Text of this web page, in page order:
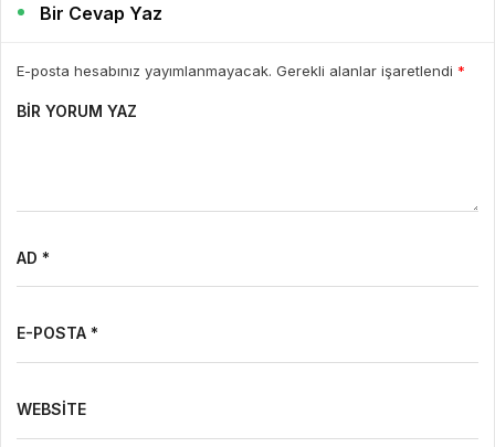
Bir Cevap Yaz
E-posta hesabınız yayımlanmayacak. Gerekli alanlar işaretlendi *
BIR YORUM YAZ
AD *
E-POSTA *
WEBSITE